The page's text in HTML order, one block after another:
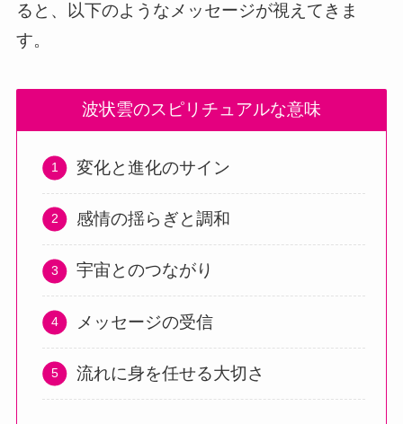
ると、以下のようなメッセージが視えてきま
す。
波状雲のスピリチュアルな意味
変化と進化のサイン
感情の揺らぎと調和
宇宙とのつながり
メッセージの受信
流れに身を任せる大切さ